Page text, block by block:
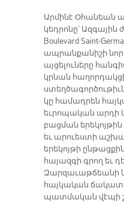
Արմինէ Օհանեան
կեդրոնը՝ Ազգային
Boulevard Saint-
ապրանքանիշի նոր
այցելուները
կրնան
կը համադրեն
եւրոպական արդի
բացման
եւ արուեստի
երեկոյթի
հայազգի գրող եւ
Զարզաւաթճեանի
հայկական
պատմական վէպի